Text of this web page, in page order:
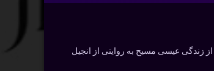
زندگی عیسی مسیح به روایتی از انجیل